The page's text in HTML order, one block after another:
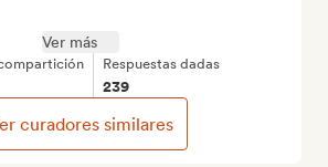
Ver más
Respuestas dadas
239
curadores similares